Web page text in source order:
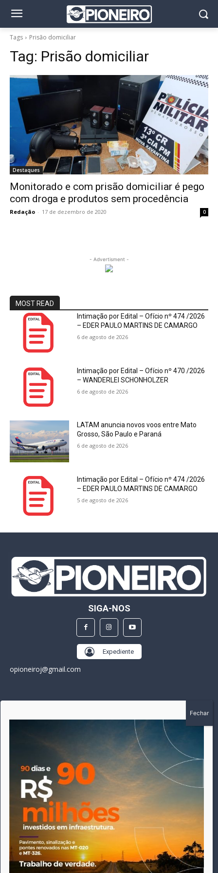
Tags Prisão domiciliar
Tag: Prisão domiciliar
Destaques
Monitorado e com prisão domiciliar é pego
com droga e produtos sem procedência
Redação - 17 de dezembro de 2020 0
- Advertisment -
MOST READ
Intimação por Edital – Ofício nº 474 /2026
– EDER PAULO MARTINS DE CAMARGO
6 de agosto de 2026
Intimação por Edital – Ofício nº 470 /2026
– WANDERLEI SCHONHOLZER
6 de agosto de 2026
LATAM anuncia novos voos entre Mato
Grosso, São Paulo e Paraná
6 de agosto de 2026
Intimação por Edital – Ofício nº 474 /2026
– EDER PAULO MARTINS DE CAMARGO
5 de agosto de 2026
SIGA-NOS
Expediente
opioneiroj@gmail.com
A história do Pioneiro inicia em fevereiro de 2005 em
Canarana - MT, na época, como um jornal impresso semanal,
que chegou a possuir mil assinantes. Durante 15 anos, foram
publicadas 691 edições que narraram os acontecimentos
políticos, policiais e cotidianos de Canarana e região. Fiel a sua
origem, pautado sempre pela busca incessante da
imparcialidade, faz jus a sua logo, com o característico "avião
da praça" de Canarana, sendo o símbolo do
comprometimento deste veículo de comunicação com o
relato dos fatos neste município. Em 06 de dezembro de 2019
circulou a última edição impressa do jornal, que desde então
tem veiculação exclusivamente online.